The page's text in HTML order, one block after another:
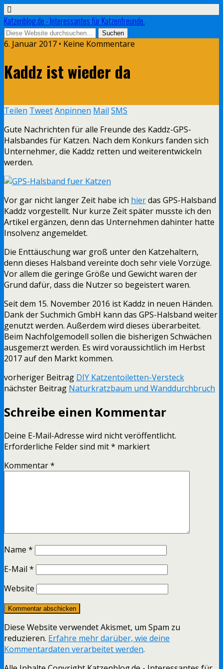
Katzenblog.de - Interessantes für Katzenfreunde.
6. Januar 2017 • Keine Kommentare
Kaddz ist wieder da
Teilen TweetAnpinnen Mail SMS
Gute Nachrichten für alle Freunde des Kaddz-GPS-
Halsbandes für Katzen. Nach dem Konkurs fanden sich
Unternehmer, die Kaddz retten und weiterentwickeln
werden.
Vor gar nicht langer Zeit habe ich hierdas GPS-Halsband
Kaddz vorgestellt. Nur kurze Zeit später musste ich den
Artikel ergänzen, denn das Unternehmen dahinter hatte
Insolvenz angemeldet.
Die Enttäuschung war groß unter den Katzehaltern,
denn dieses Halsband vereinte doch sehr viele Vorzüge.
Vor allem die geringe Größe und Gewicht waren der
Grund dafür, dass die Nutzer so begeistert waren.
Seit dem 15. November 2016 ist Kaddz in neuen Händen.
Dank der Suchmich GmbH kann das GPS-Halsband weiter
genutzt werden. Außerdem wird dieses überarbeitet.
Beim Nachfolgemodell sollen die bisherigen Schwächen
ausgemerzt werden. Es wird voraussichtlich im Herbst
2017 auf den Markt kommen.
vorheriger Beitrag DIY Katzentoiletten-Versteck
nächster Beitrag Naturkratzbaum und Wanddurchbruch
Schreibe einen Kommentar
Deine E-Mail-Adresse wird nicht veröffentlicht.
Erforderliche Felder sind mit* markiert
Kommentar*
Name *
E-Mail *
Website
Diese Website verwendet Akismet, um Spam zu
reduzieren. Erfahre mehr darüber, wie deine
Kommentardaten verarbeitet werden.